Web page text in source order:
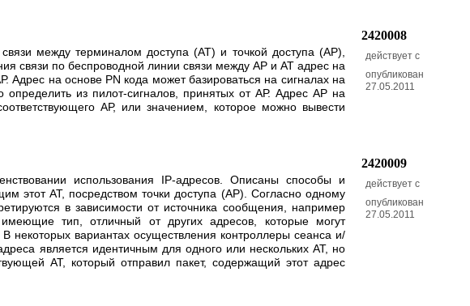
между терминалом доступа (AT) и точкой доступа (АР),
связи по беспроводной линии связи между АР и AT адрес на
Адрес на основе PN кода может базироваться на сигналах на
из пилот-сигналов, принятых от АР. Адрес АР на
АР, или значением, которое можно вывести
2420008
действует с
опубликован
27.05.2011
использования IP-адресов. Описаны способы и
этот AT, посредством точки доступа (АР). Согласно одному
в зависимости от источника сообщения, например
тип, отличный от других адресов, которые могут
некоторых вариантах осуществления контроллеры сеанса и/
является идентичным для одного или нескольких AT, но
AT, который отправил пакет, содержащий этот адрес
2420009
действует с
опубликован
27.05.2011